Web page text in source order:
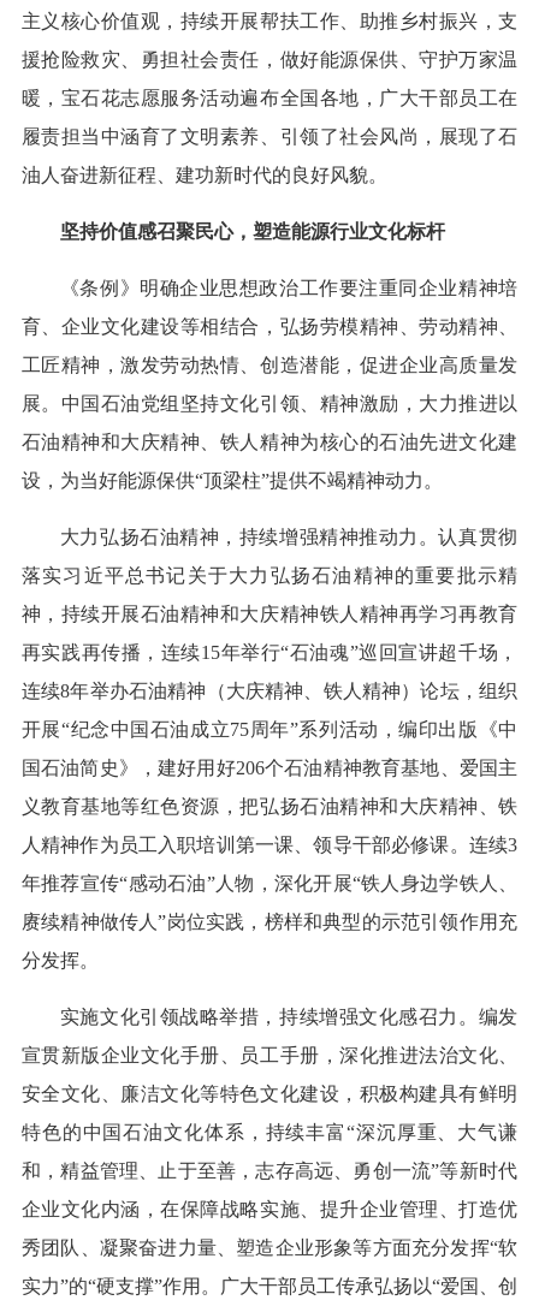
主义核心价值观，持续开展帮扶工作、助推乡村振兴，支
援抢险救灾、勇担社会责任，做好能源保供、守护万家温
暖，宝石花志愿服务活动遍布全国各地，广大干部员工在
履责担当中涵育了文明素养、引领了社会风尚，展现了石
油人奋进新征程、建功新时代的良好风貌。
坚持价值感召聚民心，塑造能源行业文化标杆
《条例》明确企业思想政治工作要注重同企业精神培
育、企业文化建设等相结合，弘扬劳模精神、劳动精神、
工匠精神，激发劳动热情、创造潜能，促进企业高质量发
展。中国石油党组坚持文化引领、精神激励，大力推进以
石油精神和大庆精神、铁人精神为核心的石油先进文化建
设，为当好能源保供“顶梁柱”提供不竭精神动力。
大力弘扬石油精神，持续增强精神推动力。认真贯彻
落实习近平总书记关于大力弘扬石油精神的重要批示精
神，持续开展石油精神和大庆精神铁人精神再学习再教育
再实践再传播，连续15年举行“石油魂”巡回宣讲超千场，
连续8年举办石油精神（大庆精神、铁人精神）论坛，组织
开展“纪念中国石油成立75周年”系列活动，编印出版《中
国石油简史》，建好用好206个石油精神教育基地、爱国主
义教育基地等红色资源，把弘扬石油精神和大庆精神、铁
人精神作为员工入职培训第一课、领导干部必修课。连续3
年推荐宣传“感动石油”人物，深化开展“铁人身边学铁人、
赓续精神做传人”岗位实践，榜样和典型的示范引领作用充
分发挥。
实施文化引领战略举措，持续增强文化感召力。编发
宣贯新版企业文化手册、员工手册，深化推进法治文化、
安全文化、廉洁文化等特色文化建设，积极构建具有鲜明
特色的中国石油文化体系，持续丰富“深沉厚重、大气谦
和，精益管理、止于至善，志存高远、勇创一流”等新时代
企业文化内涵，在保障战略实施、提升企业管理、打造优
秀团队、凝聚奋进力量、塑造企业形象等方面充分发挥“软
实力”的“硬支撑”作用。广大干部员工传承弘扬以“爱国、创